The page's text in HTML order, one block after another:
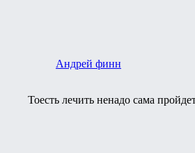
Андрей финн
Тоесть лечить ненадо сама